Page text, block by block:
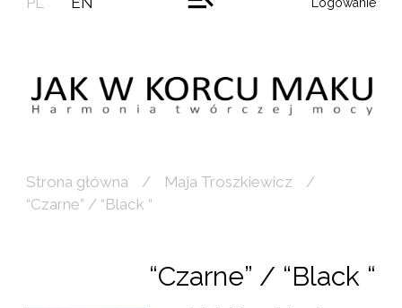
Logowanie
Strona główna
Maja Troszkiewicz
“Czarne” / “Black “
“Czarne” / “Black “